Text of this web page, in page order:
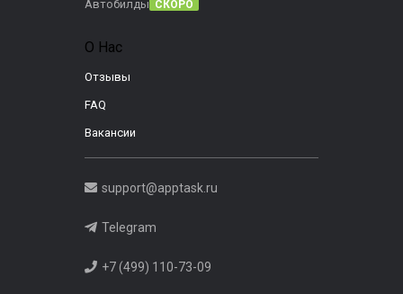
Автобилды СКОРО
О Нас
Отзывы
FAQ
Вакансии
support@apptask.ru
Telegram
+7 (499) 110-73-09